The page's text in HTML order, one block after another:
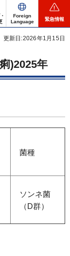
Foreign
Language
緊急情報
更新日:2026年1月15日
)2025年
菌種
ソンネ菌
（D群）